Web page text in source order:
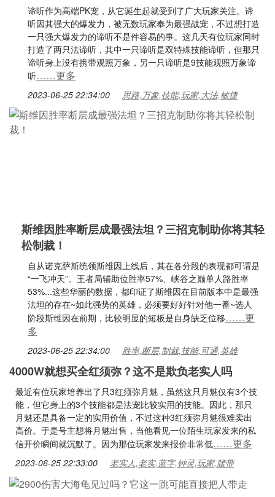
谛听作为高端PK宠，从它诞生起就受到了广大玩家关注。谛
听因其强大的爆发力，被无数玩家奉为最强战宠，不过想打造
一只强大爆发力的谛听不是件容易的事。这几天有位玩家同时
打造了两只法谛听，其中一只谛听是双特殊技能谛听，但那只
谛听身上没有携带观照万象，另一只谛听是9技能观照万象谛
听……更多
2023-06-25 22:34:00 思路,万象,技能,玩家,大法,敏捷
斯维因胜率断层成最强法坦？三招克制助你将其轻
松制裁！
自从诺克萨斯统领斯维因上线后，其在各分段的表现都可谓是
“一飞冲天”。王者局辅助位胜率57%、峡谷之巅单人路胜率
53%...这些华丽的数据，都印证了斯维因在目前版本中是最强
法坦的存在~如此强势的英雄，必须要好好针对他一番~选人
阶段斯维因在前期，比较明显的短板是自身缺乏位移……更
多
2023-06-25 22:34:00 胜率,断层,制裁,技能,可通,英雄
4000W就想买全红须弥？这不是欺负老实人吗
最近有位玩家培养出了只3红须弥月魅，虽然这只月魅仅有3个技
能，但它身上的3个技能都是法宠比较实用的技能。因此，那只
月魅还是具备一定的实用价值，不过这种3红须弥月魅很难卖出
高价。于是号主想将月魅出售，当他看见一位陌生玩家发来的私
信开价瞬间就沉默了。因为那位玩家发来报价非常低……更多
2023-06-25 22:33:00 老实人,老实,蓝字,钟灵,玩家,腰带